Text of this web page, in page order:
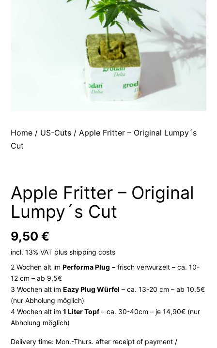
Home / US-Cuts / Apple Fritter – Original Lumpy´s
Cut
Apple Fritter – Original
Lumpy´s Cut
9,50€
incl. 13% VAT plusshipping costs
2 Wochen alt imPerforma Plug – frisch verwurzelt – ca. 10-
12 cm – ab 9,5€
3 Wochen alt imEazy Plug Würfel – ca. 13-20 cm – ab 10,5€
(nur Abholung möglich)
4 Wochen alt im1 Liter Topf– ca. 30-40cm – je 14,90€ (nur
Abholung möglich)
Delivery time: Mon.-Thurs. after receipt of payment /